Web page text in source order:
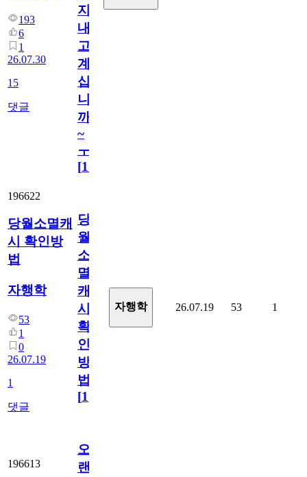
193
6
1
26.07.30
15
댓글
지
내
고
계
십
니
까
~
ㅜ
[15
196622
당월소멸캐
시 확인방
법
자행학
53
1
0
26.07.19
1
댓글
당
월
소
멸
캐
시
확
인
방
법
[1]
자행학 26.07.19 53 1
196613
오
랜